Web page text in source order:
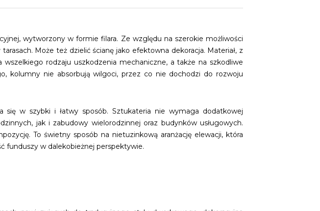
wytworzony w formie filara. Ze względu na szerokie możliwości
Może też dzielić ścianę jako efektowna dekoracja. Materiał, z
rodzaju uszkodzenia mechaniczne, a także na szkodliwe
kolumny nie absorbują wilgoci, przez co nie dochodzi do rozwoju
w szybki i łatwy sposób. Sztukateria nie wymaga dodatkowej
jak i zabudowy wielorodzinnej oraz budynków usługowych.
To świetny sposób na nietuzinkową aranżację elewacji, która
funduszy w dalekobieżnej perspektywie.